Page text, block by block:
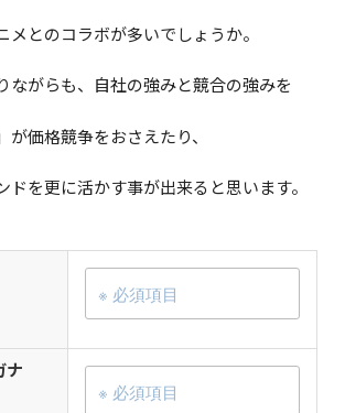
メとのコラボが多いでしょうか。
ながらも、自社の強みと競合の強みを
価格競争をおさえたり、
ドを更に活かす事が出来ると思います。
ナ